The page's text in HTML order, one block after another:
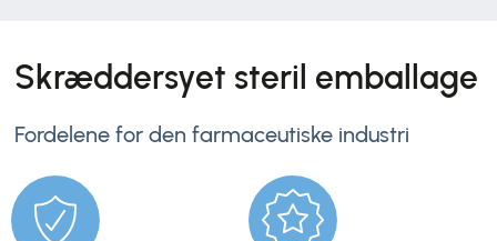
Skræddersyet steril emballage
Fordelene for den farmaceutiske industri